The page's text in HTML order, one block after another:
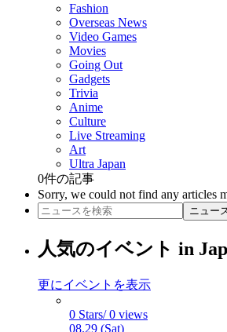
Fashion
Overseas News
Video Games
Movies
Going Out
Gadgets
Trivia
Anime
Culture
Live Streaming
Art
Ultra Japan
0件の記事
Sorry, we could not find any articles
ニュー
人気のイベント in
更にイベントを表示
0 Stars/ 0 views
08.29 (Sat)